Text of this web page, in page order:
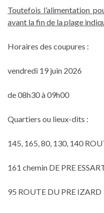
Toutefois l’alimentation
avant la fin de la plage
Horaires des coupures :
vendredi 19 juin 2026
de 08h30 à 09h00
Quartiers ou lieux-dits :
145, 165, 80, 130, 140
161 chemin DE PRE
95 ROUTE DU PRE IZARD